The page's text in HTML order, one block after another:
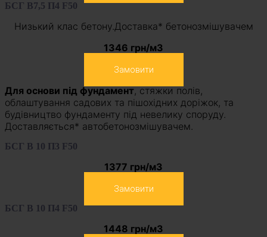
БСГ В7,5 П4 F50
Низький клас бетону.Доставка* бетонозмішувачем
1346 грн/м3
Замовити
Для основи під фундамент, стяжки полів,
облаштування садових та пішохідних доріжок, та
будівництво фундаменту під невелику споруду.
Доставляється* автобетонозмішувачем.
БСГ В 10 П3 F50
1377 грн/м3
Замовити
БСГ В 10 П4 F50
1448 грн/м3